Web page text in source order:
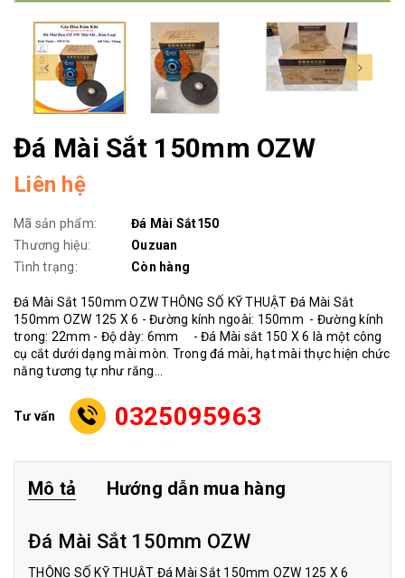
Đá Mài Sắt 150mm OZW
Liên hệ
Mã sản phẩm:
Đá Mài Sắt150
Thương hiệu:
Ouzuan
Tình trạng:
Còn hàng
Đá Mài Sắt 150mm OZW THÔNG SỐ KỸ THUẬT Đá Mài Sắt
150mm OZW 125 X 6 - Đường kính ngoài: 150mm - Đường kính
trong: 22mm - Độ dày: 6mm - Đá Mài sắt 150 X 6 là một công
cụ cắt dưới dạng mài mòn. Trong đá mài, hạt mài thực hiện chức
năng tương tự như răng...
Tư vấn 0325095963
Mô tả Hướng dẫn mua hàng
Đá Mài Sắt 150mm OZW
THÔNG SỐ KỸ THUẬT Đá Mài Sắt 150mm OZW 125 X 6